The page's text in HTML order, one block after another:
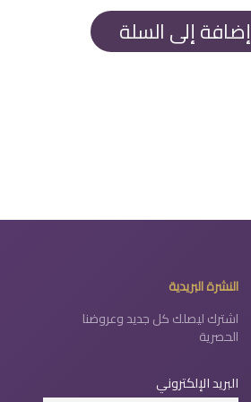
هو:
1.450 EGP.
هو:
1.300 EGP.
إضافة إلى السلة
النشرة البريدية
اشترك ليصلك كل جديد وعروضنا
الحصرية
البريد الإلكتروني